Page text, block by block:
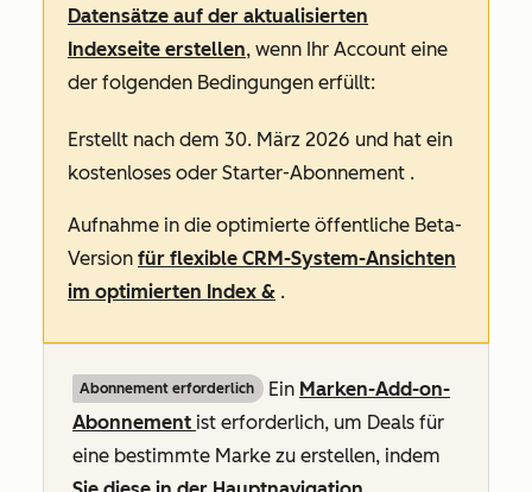
Datensätze auf der aktualisierten
Indexseite erstellen, wenn Ihr Account eine
der folgenden Bedingungen erfüllt:
Erstellt nach dem 30. März 2026 und hat ein
kostenloses oder Starter-Abonnement .
Aufnahme in die optimierte öffentliche Beta-
Version für flexible CRM-System-Ansichten
im optimierten Index & .
Abonnement erforderlich Ein Marken-Add-on-
Abonnement ist erforderlich, um Deals für
eine bestimmte Marke zu erstellen, indem